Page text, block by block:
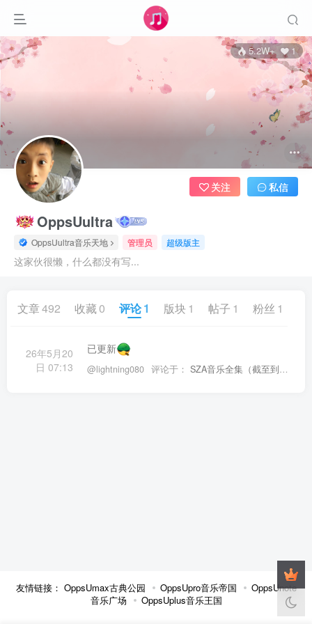
5.2W+ 1
OppsUultra
OppsUultra音乐天地 管理员 超级版主
这家伙很懒，什么都没有写...
关注 私信
文章492 收藏 0 评论1 版块 1 帖子 1 粉丝 1
26年5月20
日 07:13
已更新
@lightning080 评论于： SZA音乐全集（截至到2025年07月02日）
友情链接： OppsUmax古典公园 OppsUpro音乐帝国
OppsUnote
音乐广场
OppsUplus音乐王国